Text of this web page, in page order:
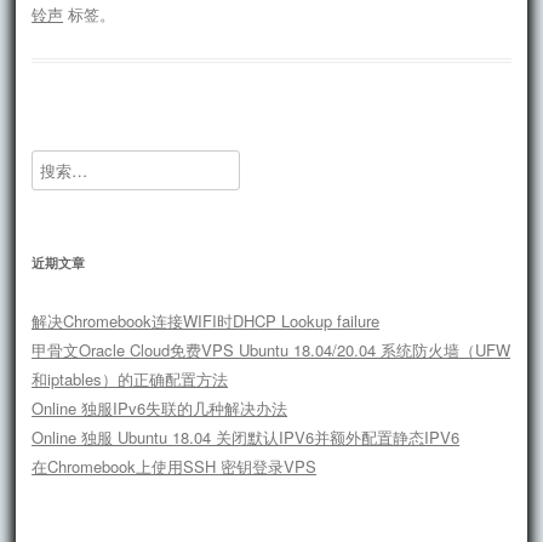
铃声 标签。
搜
索：
近期文章
解决Chromebook连接WIFI时DHCP Lookup failure
甲骨文Oracle Cloud免费VPS Ubuntu 18.04/20.04 系统防火墙（UFW
和iptables）的正确配置方法
Online 独服IPv6失联的几种解决办法
Online 独服 Ubuntu 18.04 关闭默认IPV6并额外配置静态IPV6
在Chromebook上使用SSH 密钥登录VPS